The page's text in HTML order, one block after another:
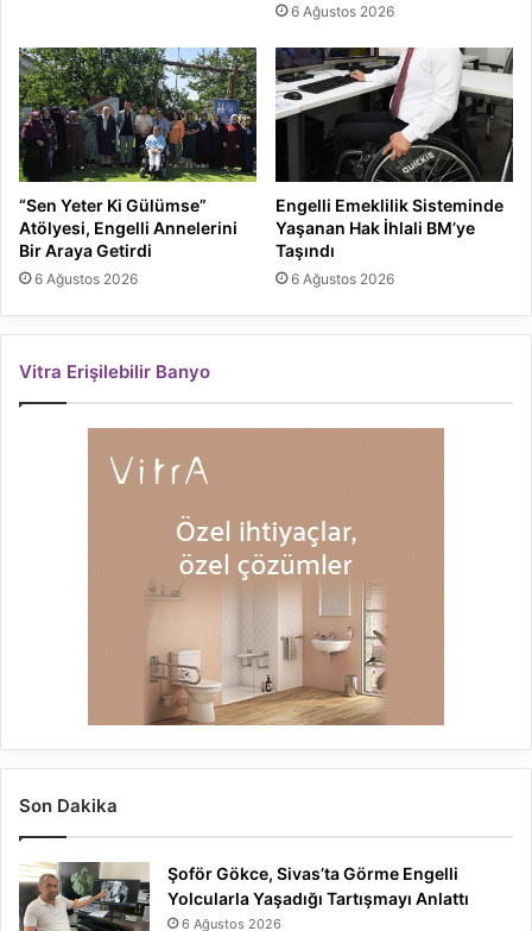
6 Ağustos 2026
“Sen Yeter Ki Gülümse”
Atölyesi, Engelli Annelerini
Bir Araya Getirdi
6 Ağustos 2026
Engelli Emeklilik Sisteminde
Yaşanan Hak İhlali BM’ye
Taşındı
6 Ağustos 2026
Vitra Erişilebilir Banyo
Son Dakika
Şoför Gökce, Sivas’ta Görme Engelli
Yolcularla Yaşadığı Tartışmayı Anlattı
6 Ağustos 2026